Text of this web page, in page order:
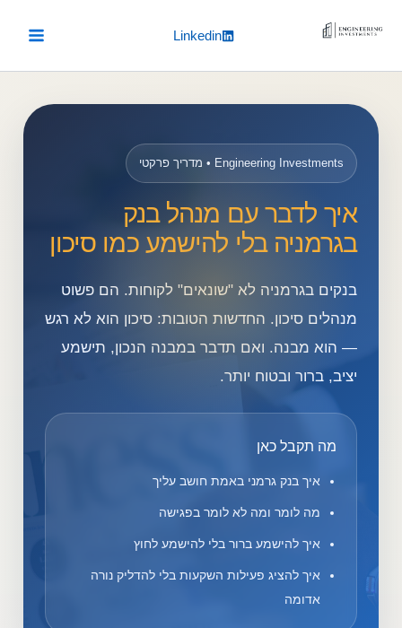
Linkedin
Engineering Investments • מדריך פרקטי
איך לדבר עם מנהל בנק
בגרמניה בלי להישמע כמו סיכון
בנקים בגרמניה לא "שונאים" לקוחות. הם פשוט
מנהלים סיכון. החדשות הטובות: סיכון הוא לא רגש
— הוא מבנה. ואם תדבר במבנה הנכון, תישמע
יציב, ברור ובטוח יותר.
מה תקבל כאן
איך בנק גרמני באמת חושב עליך
מה לומר ומה לא לומר בפגישה
איך להישמע ברור בלי להישמע לחוץ
איך להציג פעילות השקעות בלי להדליק נורה
אדומה